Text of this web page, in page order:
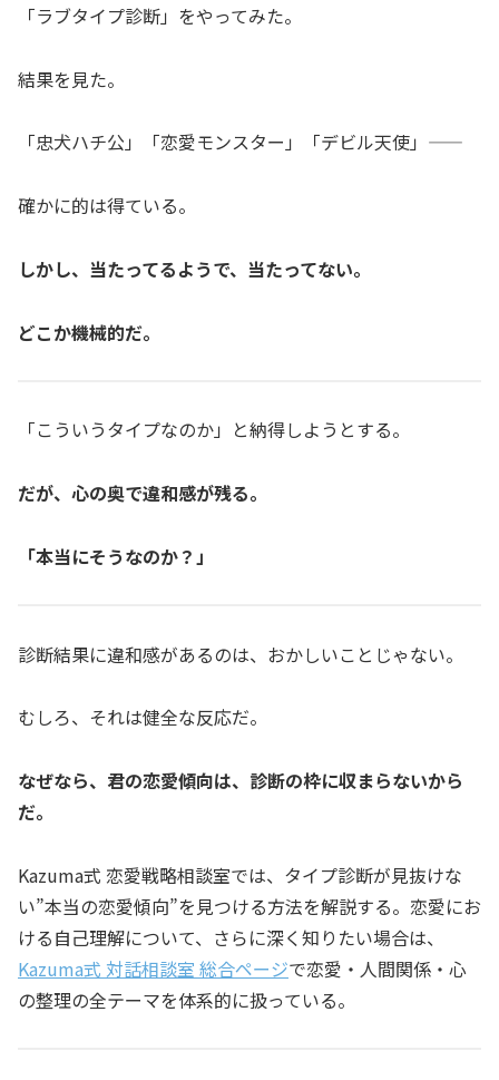
「ラブタイプ診断」をやってみた。
結果を見た。
「忠犬ハチ公」「恋愛モンスター」「デビル天使」――
確かに的は得ている。
しかし、当たってるようで、当たってない。
どこか機械的だ。
「こういうタイプなのか」と納得しようとする。
だが、心の奥で違和感が残る。
「本当にそうなのか？」
診断結果に違和感があるのは、おかしいことじゃない。
むしろ、それは健全な反応だ。
なぜなら、君の恋愛傾向は、診断の枠に収まらないから
だ。
Kazuma式 恋愛戦略相談室では、タイプ診断が見抜けな
い”本当の恋愛傾向”を見つける方法を解説する。恋愛にお
ける自己理解について、さらに深く知りたい場合は、
Kazuma式 対話相談室 総合ページで恋愛・人間関係・心
の整理の全テーマを体系的に扱っている。